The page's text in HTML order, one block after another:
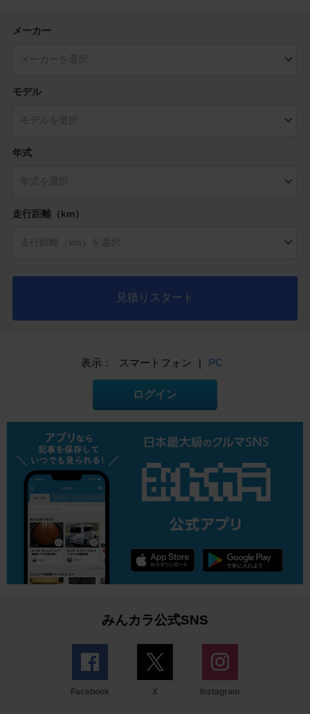
メーカー
モデル
年式
走行距離（km）
見積りスタート
表示： スマートフォン | PC
ログイン
みんカラ公式SNS
Facebook X Instagram